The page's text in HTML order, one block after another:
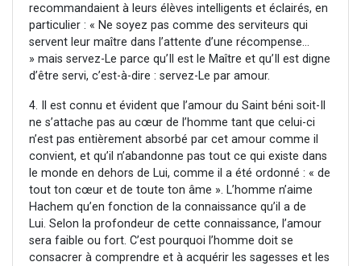
recommandaient à leurs élèves intelligents et éclairés, en
particulier : « Ne soyez pas comme des serviteurs qui
servent leur maître dans l’attente d’une récompense…
» mais servez-Le parce qu’Il est le Maître et qu’Il est digne
d’être servi, c’est-à-dire : servez-Le par amour.
4. Il est connu et évident que l’amour du Saint béni soit-Il
ne s’attache pas au cœur de l’homme tant que celui-ci
n’est pas entièrement absorbé par cet amour comme il
convient, et qu’il n’abandonne pas tout ce qui existe dans
le monde en dehors de Lui, comme il a été ordonné : « de
tout ton cœur et de toute ton âme ». L’homme n’aime
Hachem qu’en fonction de la connaissance qu’il a de
Lui. Selon la profondeur de cette connaissance, l’amour
sera faible ou fort. C’est pourquoi l’homme doit se
consacrer à comprendre et à acquérir les sagesses et les